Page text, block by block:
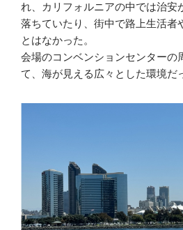
れ、カリフォルニアの中では治安
落ちていたり、街中で路上生活者
とはなかった。
会場のコンベンションセンターの
て、海が見える広々とした環境だ